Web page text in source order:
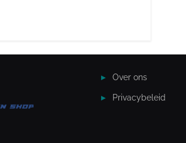
Over ons
Privacybeleid